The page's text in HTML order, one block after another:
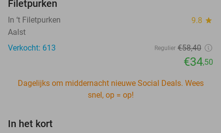
Filetpurken
In ‘t Filetpurken 9.8 star
Aalst
Verkocht: 613
Regulier €58,40
€34,50
Dagelijks om middernacht nieuwe Social Deals. Wees
snel, op = op!
In het kort